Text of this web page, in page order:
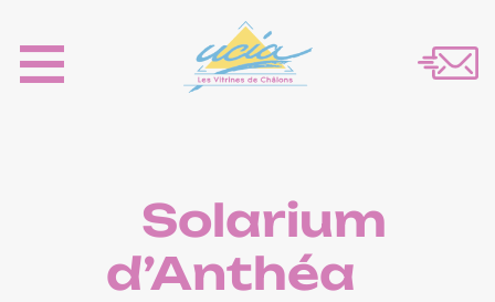
Solarium
d’Anthéa